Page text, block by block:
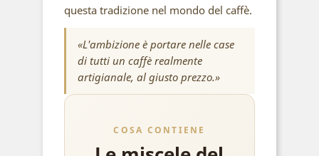
questa tradizione nel mondo del caffè.
«L'ambizione è portare nelle case
di tutti un caffè realmente
artigianale, al giusto prezzo.»
COSA CONTIENE